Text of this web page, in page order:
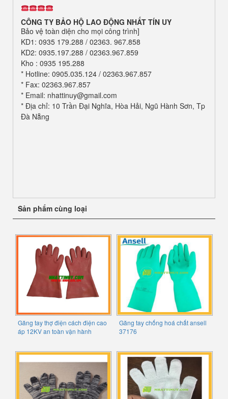
CÔNG TY BẢO HỘ LAO ĐỘNG NHẤT TÍN UY
Bảo vệ toàn diện cho mọi công trình]
KD1: 0935 179.288 / 02363. 967.858
KD2: 0935.197.288 / 02363.967.859
Kho : 0935 195.288
* Hotline: 0905.035.124 / 02363.967.857
* Fax: 02363.967.857
* Email: nhattinuy@gmail.com
* Địa chỉ: 10 Trần Đại Nghĩa, Hòa Hải, Ngũ Hành Sơn, Tp
Đà Nẵng
Sản phẩm cùng loại
Găng tay thợ điện cách điện cao
áp 12KV an toàn vận hành
Găng tay chống hoá chất ansell
37176